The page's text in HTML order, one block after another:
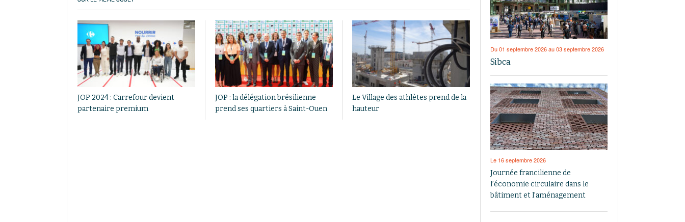
JOP 2024 : Carrefour devient
partenaire premium
JOP : la délégation brésilienne
prend ses quartiers à Saint-Ouen
Le Village des athlètes prend de la
hauteur
Du 01 septembre 2026 au 03 septembre 2026
Sibca
Le 16 septembre 2026
Journée francilienne de
l’économie circulaire dans le
bâtiment et l’aménagement